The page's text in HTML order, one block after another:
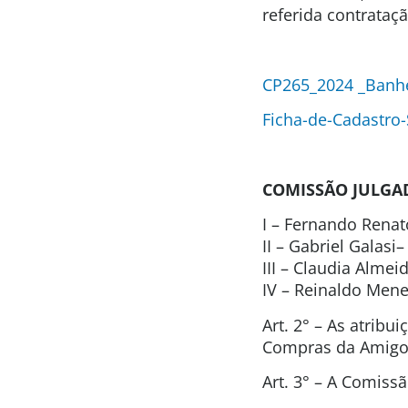
referida
CP265_2024
Ficha-de-Cadastro-
COMISSÃO
I – Fernando
II – Gabriel
III – Claudia
IV – Reinaldo
Art. 2° – As
Compras da
Art. 3° – A